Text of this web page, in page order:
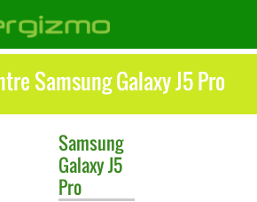
Samsung Galaxy J5 Pro
Samsung
Galaxy J5
Pro